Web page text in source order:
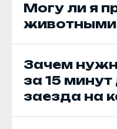
Могу ли я
Зачем
за 15
заезда на